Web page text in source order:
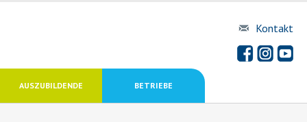
Kontakt
AUSZUBILDENDE BETRIEBE